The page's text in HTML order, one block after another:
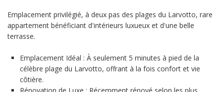
Emplacement privilégié, à deux pas des plages du Larvotto, rare
appartement bénéficiant d'intérieurs luxueux et d'une belle
terrasse.
Emplacement Idéal : À seulement 5 minutes à pied de la
célèbre plage du Larvotto, offrant à la fois confort et vie
côtière.